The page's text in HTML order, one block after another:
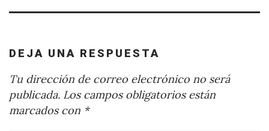
DEJA UNA RESPUESTA
Tu dirección de correo electrónico no será
publicada. Los campos obligatorios están
marcados con *